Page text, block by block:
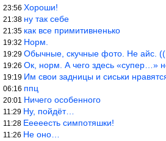
23:56 Хороши!
21:38 ну так себе
21:35 как все примитивненько
19:32 Норм.
19:29 Обычные, скучные фото. Не айс. ((
19:26 Ок, норм. А чего здесь «супер…»
19:19 Им свои задницы и сиськи нравятся
06:16 ппц
20:01 Ничего особенного
11:29 Ну, пойдёт…
11:28 Ееееесть симпотяшки!
11:26 Не оно…